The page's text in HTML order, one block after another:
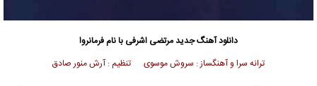
دانلود آهنگ جدیدمرتضی اشرفی با نام فرمانروا
ترانه سرا و آهنگساز : سروش موسوی تنظیم : آرش منور صادق